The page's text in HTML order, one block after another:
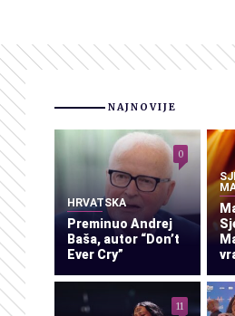
NAJNOVIJE
HRVATSKA
Preminuo Andrej
Baša, autor “Don’t
Ever Cry”
0
11